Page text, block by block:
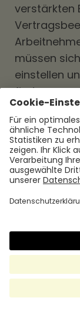
verstärkten
müssen
einstellen
finden, um
haben und